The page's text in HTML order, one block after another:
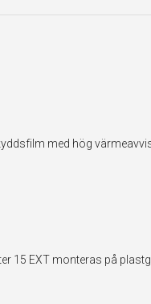
med hög
15 EXT monteras på